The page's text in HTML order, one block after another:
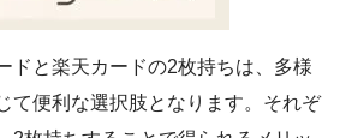
ドと楽天カードの2枚持ちは、多様
て便利な選択肢となります。それぞ